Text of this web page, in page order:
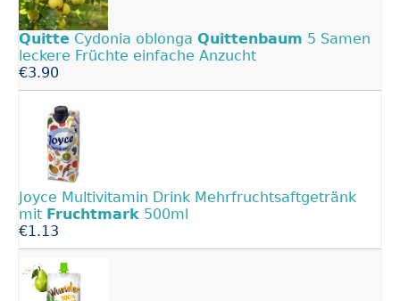
Quitte Cydonia oblonga Quittenbaum 5 Samen
leckere Früchte einfache Anzucht
€3.90
Joyce Multivitamin Drink Mehrfruchtsaftgetränk
mit Fruchtmark 500ml
€1.13